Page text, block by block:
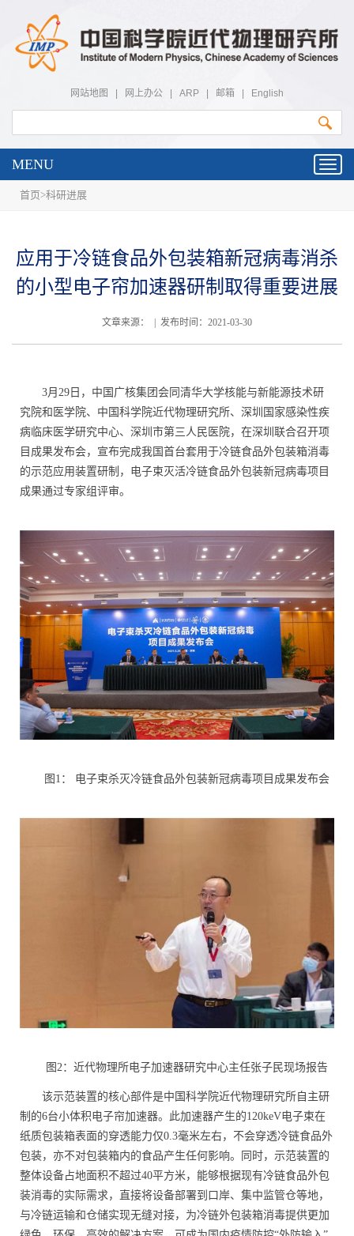
网站地图 网上办公 ARP 邮箱 English
MENU
首页>科研进展
应用于冷链食品外包装箱新冠病毒消杀
的小型电子帘加速器研制取得重要进展
文章来源： | 发布时间：2021-03-30
3月29日，中国广核集团会同清华大学核能与新能源技术研
究院和医学院、中国科学院近代物理研究所、深圳国家感染性疾
病临床医学研究中心、深圳市第三人民医院，在深圳联合召开项
目成果发布会，宣布完成我国首台套用于冷链食品外包装箱消毒
的示范应用装置研制，电子束灭活冷链食品外包装新冠病毒项目
成果通过专家组评审。
图 1 ： 电子束杀灭冷链食品外包装新冠病毒项目成果发布会
图 2 ：近代物理所电子加速器研究中心主任张子民现场报告
该示范装置的核心部件是中国科学院近代物理研究所自主研
制的6台小体积电子帘加速器。此加速器产生的120keV电子束在
纸质包装箱表面的穿透能力仅0.3毫米左右，不会穿透冷链食品外
包装，亦不对包装箱内的食品产生任何影响。同时，示范装置的
整体设备占地面积不超过40平方米，能够根据现有冷链食品外包
装消毒的实际需求，直接将设备部署到口岸、集中监管仓等地，
与冷链运输和仓储实现无缝对接，为冷链外包装箱消毒提供更加